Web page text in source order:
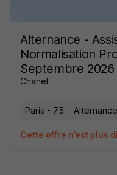
Alternance -
Normalisation
Septembre 2026
Chanel
Paris - 75 Alternance
Cette offre n’est plus